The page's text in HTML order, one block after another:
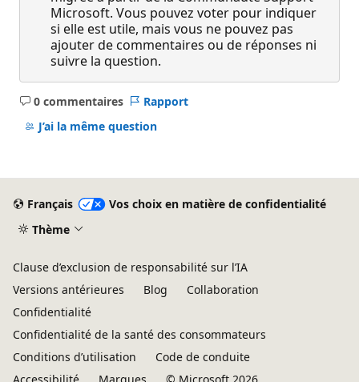
Microsoft. Vous pouvez voter pour indiquer
si elle est utile, mais vous ne pouvez pas
ajouter de commentaires ou de réponses ni
suivre la question.
0 commentaires
Aucun
commentaire
Rapport
J’ai la même question
Français
Vos choix en matière de confidentialité
Thème
Clause d’exclusion de responsabilité sur l’IA
Versions antérieures
Blog
Collaboration
Confidentialité
Confidentialité de la santé des consommateurs
Conditions d’utilisation
Code de conduite